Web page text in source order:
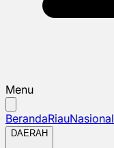
Menu
BerandaRiauNasional
DAERAH